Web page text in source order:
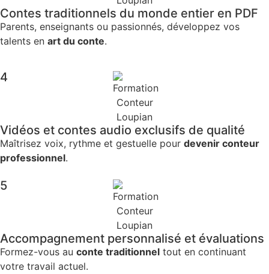
Contes traditionnels du monde entier en PDF
Parents, enseignants ou passionnés, développez vos
talents en art du conte.
4
Vidéos et contes audio exclusifs de qualité
Maîtrisez voix, rythme et gestuelle pour devenir conteur
professionnel.
5
Accompagnement personnalisé et évaluations
Formez-vous au conte traditionnel tout en continuant
votre travail actuel.